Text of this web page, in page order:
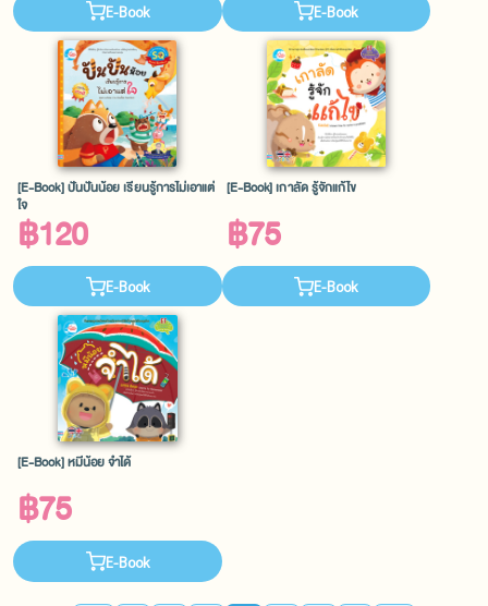
E-Book E-Book
[E-Book] ปันปันน้อย เรียนรู้การไม่เอาแต่
ใจ
฿120
E-Book
[E-Book] เกาลัด รู้จักแก้ไข
฿75
E-Book
[E-Book] หมีน้อย จำได้
฿75
E-Book